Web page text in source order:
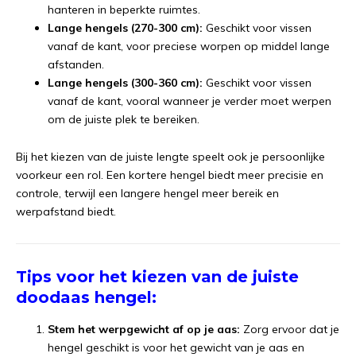
hanteren in beperkte ruimtes.
Lange hengels (270-300 cm): Geschikt voor vissen
vanaf de kant, voor preciese worpen op middel lange
afstanden.
Lange hengels (300-360 cm): Geschikt voor vissen
vanaf de kant, vooral wanneer je verder moet werpen
om de juiste plek te bereiken.
Bij het kiezen van de juiste lengte speelt ook je persoonlijke
voorkeur een rol. Een kortere hengel biedt meer precisie en
controle, terwijl een langere hengel meer bereik en
werpafstand biedt.
Tips voor het kiezen van de juiste
doodaas hengel:
Stem het werpgewicht af op je aas: Zorg ervoor dat je
hengel geschikt is voor het gewicht van je aas en